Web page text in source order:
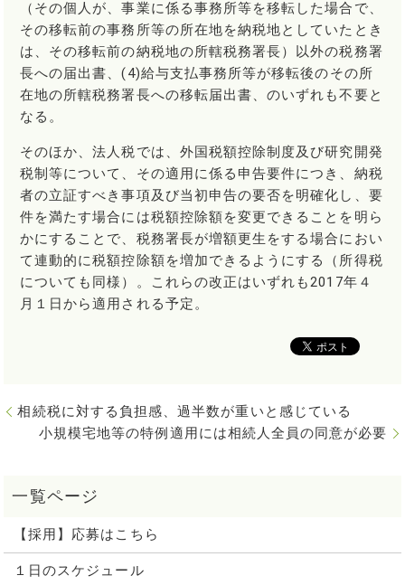
（その個人が、事業に係る事務所等を移転した場合で、
その移転前の事務所等の所在地を納税地としていたとき
は、その移転前の納税地の所轄税務署長）以外の税務署
長への届出書、(4)給与支払事務所等が移転後のその所
在地の所轄税務署長への移転届出書、のいずれも不要と
なる。
そのほか、法人税では、外国税額控除制度及び研究開発
税制等について、その適用に係る申告要件につき、納税
者の立証すべき事項及び当初申告の要否を明確化し、要
件を満たす場合には税額控除額を変更できることを明ら
かにすることで、税務署長が増額更生をする場合におい
て連動的に税額控除額を増加できるようにする（所得税
についても同様）。これらの改正はいずれも2017年４
月１日から適用される予定。
相続税に対する負担感、過半数が重いと感じている
小規模宅地等の特例適用には相続人全員の同意が必要
【採用】応募はこちら
１日のスケジュール